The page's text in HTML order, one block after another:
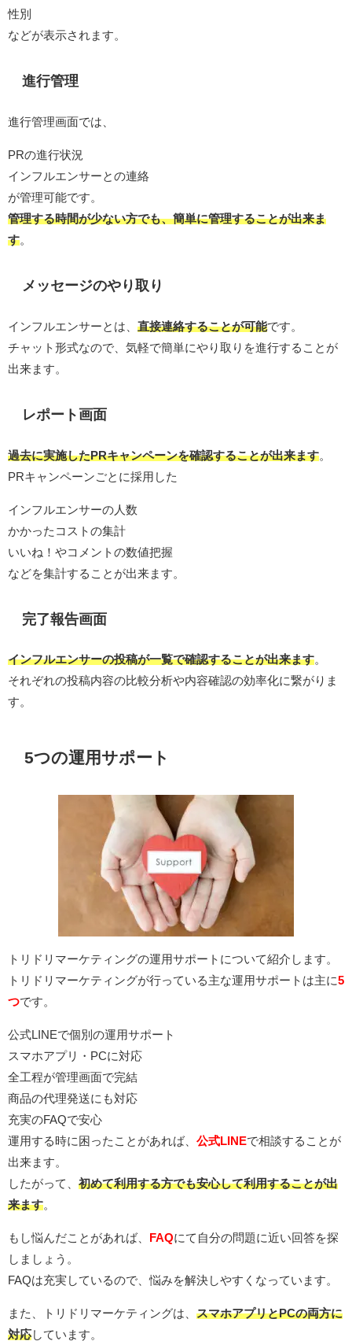
性別
などが表示されます。
進行管理
進行管理画面では、
PRの進行状況
インフルエンサーとの連絡
が管理可能です。
管理する時間が少ない方でも、簡単に管理することが出来ま
す。
メッセージのやり取り
インフルエンサーとは、 直接連絡することが可能です。
チャット形式なので、気軽で簡単にやり取りを進行することが
出来ます。
レポート画面
過去に実施したPRキャンペーンを確認することが出来ます
PRキャンペーンごとに採用した
インフルエンサーの人数
かかったコストの集計
いいね！やコメントの数値把握
などを集計することが出来ます。
完了報告画面
インフルエンサーの投稿が一覧で確認することが出来ます。
それぞれの投稿内容の比較分析や内容確認の効率化に繋がりま
す。
5つの運用サポート
トリドリマーケティングの運用サポートについて紹介します。
トリドリマーケティングが行っている主な運用サポートは主に5
つです。
公式LINEで個別の運用サポート
スマホアプリ・PCに対応
全工程が管理画面で完結
商品の代理発送にも対応
充実のFAQで安心
運用する時に困ったことがあれば、 公式LINEで相談することが
出来ます。
したがって、 初めて利用する方でも安心して利用することが出
来ます
もし悩んだことがあれば、 FAQにて自分の問題に近い回答を探
しましょう。
FAQは充実しているので、悩みを解決しやすくなっています。
また、トリドリマーケティングは、 スマホアプリとPCの両方に
対応 しています。